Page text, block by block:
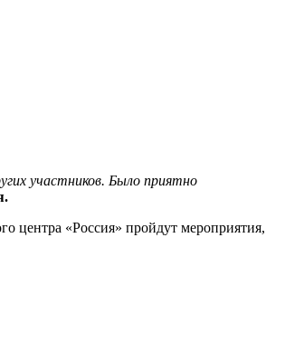
участников. Было приятно
центра «Россия» пройдут мероприятия,